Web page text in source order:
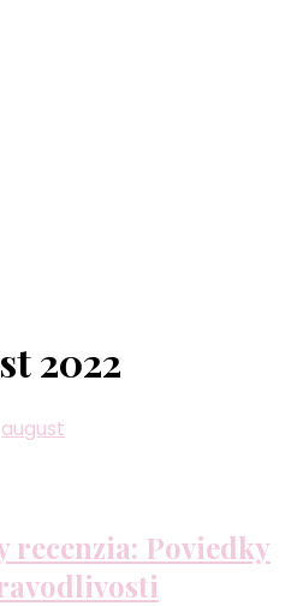
2022
august
recenzia: Poviedky